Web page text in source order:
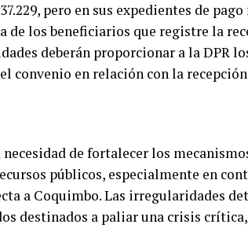
pero en sus expedientes de
los beneficiarios que registre la
deberán proporcionar a la DPR
convenio en relación con la
de fortalecer los
públicos, especialmente en
a Coquimbo. Las irregularidades
destinados a paliar una crisis